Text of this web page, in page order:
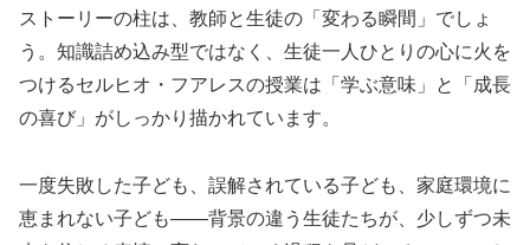
ストーリーの柱は、教師と生徒の「変わる瞬間」でしょ
う。知識詰め込み型ではなく、生徒一人ひとりの心に火を
つけるセルヒオ・フアレスの授業は「学ぶ意味」と「成長
の喜び」がしっかり描かれています。
一度失敗した子ども、誤解されている子ども、家庭環境に
恵まれない子ども——背景の違う生徒たちが、少しずつ未